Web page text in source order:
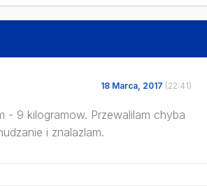
18 Marca, 2017 (22:41)
- 9 kilogramow. Przewalilam chyba
i znalazlam.